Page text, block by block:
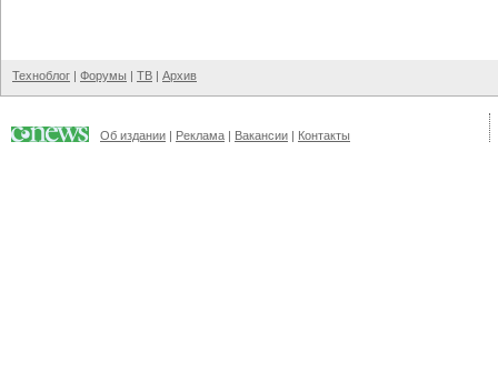
Техноблог | Форумы | ТВ | Архив
Об издании | Реклама | Вакансии | Контакты